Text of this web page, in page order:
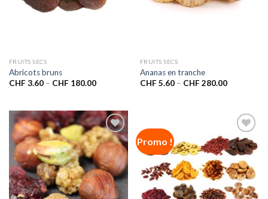
FRUITS SECS
Abricots bruns
CHF 3.60– CHF 180.00
FRUITS SECS
Ananas en tranche
CHF 5.60– CHF 280.00
Ajouter
à la liste
de
souhaits
Promo !
Ajouter
à la liste
de
souhaits